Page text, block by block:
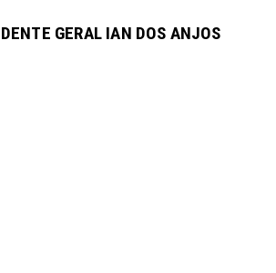
GERAL IAN DOS ANJOS